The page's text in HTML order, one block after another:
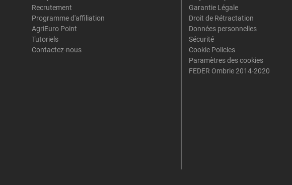
Recrutement
Programme d'affiliation
AgriEuro Point
Tutoriels
Contactez-nous
Garantie Légale
Droit de Rétractation
Données personnelles
Sécurité
Cookie Policies
Paramètres des cookies
FEDER Ombrie 2014-2020